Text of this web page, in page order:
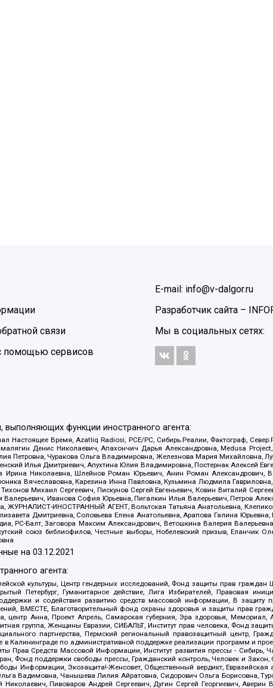
связи
помощью сервисов
E-mail: info@v-dalgor.ru
Разработчик сайта –
Мы в социальных сетях:
функции иностранного агента:
Настоящее Время, Azatliq Radiosi, PCE/PC, Сибирь.Реалии, Фактограф,
Денис Николаевич, Апахончич Дарья Александровна, Medusa
Петровна, Чуракова Ольга Владимировна, Железнова Мария Михайловна,
Илья Дмитриевич, Апухтина Юлия Владимировна, Постернак Алексей
Ирина Николаевна, Шлейнов Роман Юрьевич, Анин Роман Александрович,
Вячеславовна, Карезина Инна Павловна, Кузьмина Людмила
Михаил Сергеевич, Пискунов Сергей Евгеньевич, Ковин Виталий
Иванова София Юрьевна, Пигалкин Илья Валерьевич, Петров
ЖУРНАЛИСТ-ИНОСТРАННЫЙ АГЕНТ, Вольтская Татьяна Анатольевна,
Дмитриевна, Соловьева Елена Анатольевна, Арапова Галина
РС-Балт, Заговора Максим Александрович, Ветошкина Валерия
союз библиофилов, Честные выборы, Нобелевский призыв, Еланчик
на03.12.2021
агента:
культуры, Центр гендерных исследований, Фонд защиты прав граждан
Гуманитарное действие, Лига Избирателей, Правовая
и содействия развитию средств массовой информации, В
ВМЕСТЕ, Благотворительный фонд охраны здоровья и защиты прав
центр Анна, Проект Апрель, Самарская губерния, Эра здоровья,
группа, Женщины Евразии, СИБАЛЬТ, Институт прав человека, Фонд
партнерства, Пермский региональный правозащитный центр,
по административной поддержке реализации программ и
Прав Средств Массовой Информации, Институт развития прессы - Сибирь,
Фонд поддержки свободы прессы, Гражданский контроль, Человек и
Информации, Экозащита!-Женсовет, Общественный вердикт,
Вадимовна, Чанышева Лилия Айратовна, Сидорович Ольга Борисовна,
Пивоваров Андрей Сергеевич, Дугин Сергей Георгиевич,